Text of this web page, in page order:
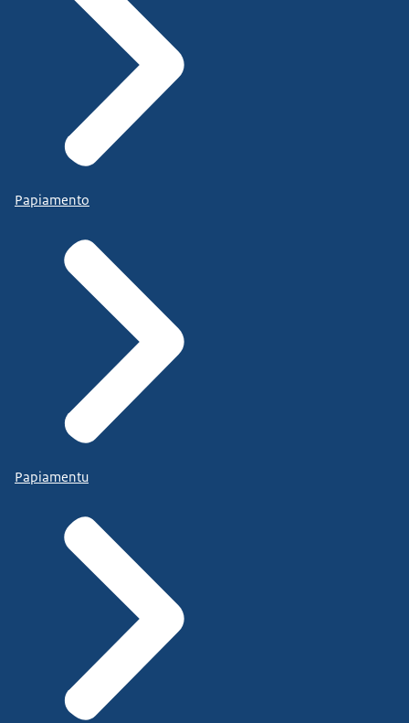
Papiamento
Papiamentu